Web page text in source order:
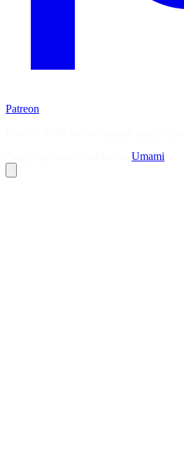
Patreon
Umami